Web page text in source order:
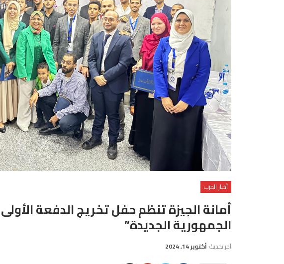
أخبار الحزب
أمانة الجيزة تنظم حفل تخريج الدفعة
الجمهورية الجديدة”
آخر تحديث أكتوبر 14, 2024